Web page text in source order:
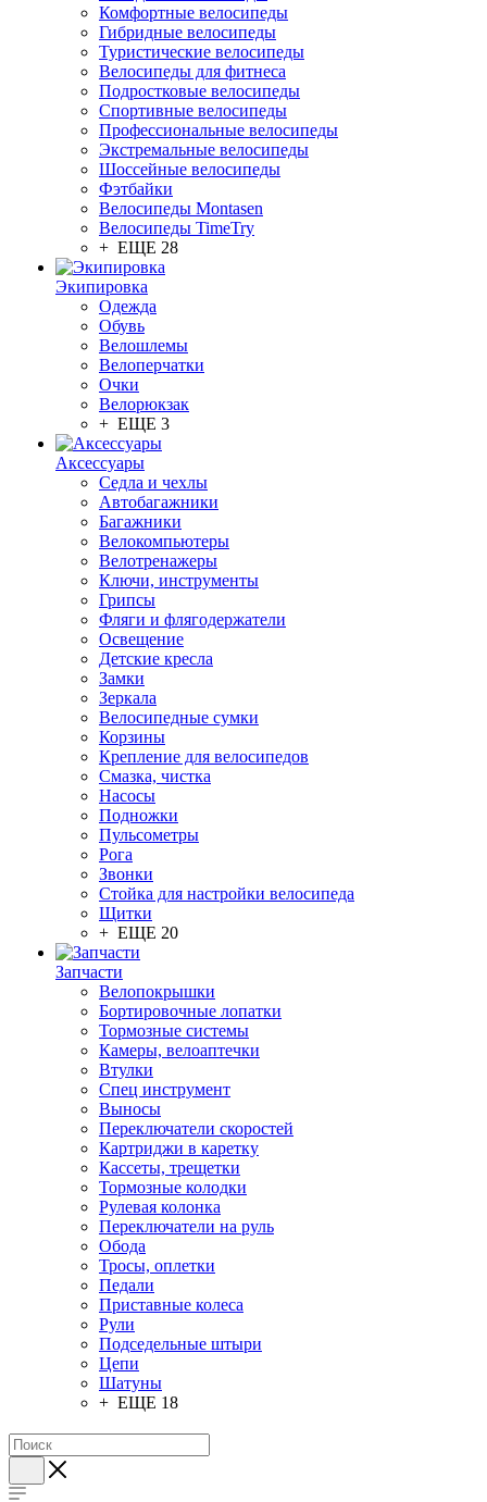
Комфортные велосипеды
Гибридные велосипеды
Туристические велосипеды
Велосипеды для фитнеса
Подростковые велосипеды
Спортивные велосипеды
Профессиональные велосипеды
Экстремальные велосипеды
Шоссейные велосипеды
Фэтбайки
Велосипеды Montasen
Велосипеды TimeTry
+ ЕЩЕ 28
Экипировка
Одежда
Обувь
Велошлемы
Велоперчатки
Очки
Велорюкзак
+ ЕЩЕ 3
Аксессуары
Седла и чехлы
Автобагажники
Багажники
Велокомпьютеры
Велотренажеры
Ключи, инструменты
Грипсы
Фляги и флягодержатели
Освещение
Детские кресла
Замки
Зеркала
Велосипедные сумки
Корзины
Крепление для велосипедов
Смазка, чистка
Насосы
Подножки
Пульсометры
Рога
Звонки
Стойка для настройки велосипеда
Щитки
+ ЕЩЕ 20
Запчасти
Велопокрышки
Бортировочные лопатки
Тормозные системы
Камеры, велоаптечки
Втулки
Спец инструмент
Выносы
Переключатели скоростей
Картриджи в каретку
Кассеты, трещетки
Тормозные колодки
Рулевая колонка
Переключатели на руль
Обода
Тросы, оплетки
Педали
Приставные колеса
Рули
Подседельные штыри
Цепи
Шатуны
+ ЕЩЕ 18